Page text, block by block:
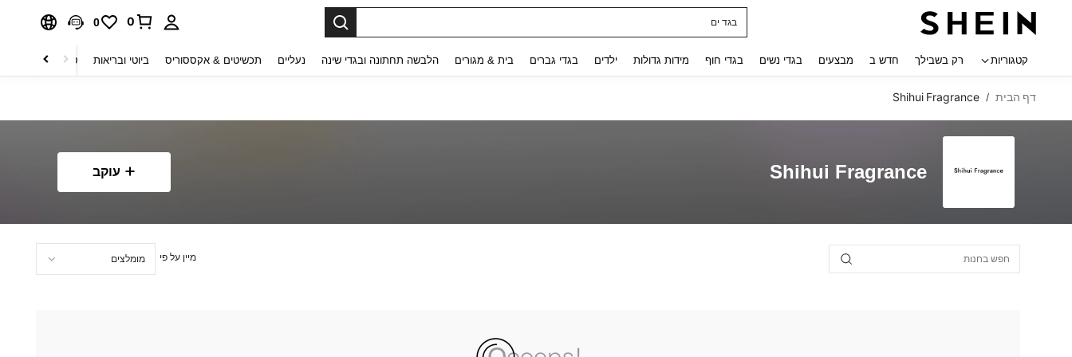
בגד ים
0
0
קטגוריות רק בשבילך חדש ב מבצעים בגדי נשים בגדי חוף מידות גדולות ילדים בגדי גברים בית & מגורים הלבשה תחתונה ובגדי שינה נעליים תכשיטים & אקססוריס ביוטי ובריאות טקסטיל לבית
דף הבית /
Shihui Fragrance
Shihui Fragrance עוקב
מיין על פי